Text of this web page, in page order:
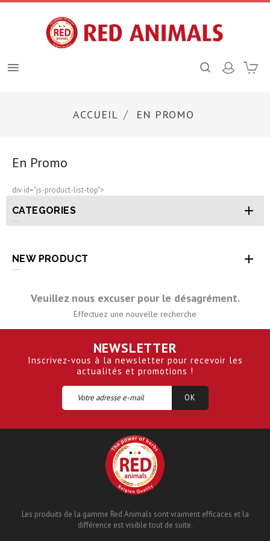

ACCUEIL EN PROMO
En Promo
div id="js-product-list-top">
CATEGORIES 
NEW PRODUCT 
Veuillez nous excuser pour le désagrément.
Effectuez une nouvelle recherche
NEWSLETTER
Inscrivez-vous à la newsletter pour recevoir les
actualités et promotions !
Les produits de la gamme Red Animals sont vraiment efficaces et la
différence est visible tout de suite.